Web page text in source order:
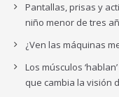
Pantallas, prisas y
niño menor de tres
¿Ven las máquinas
Los músculos
que cambia la visión